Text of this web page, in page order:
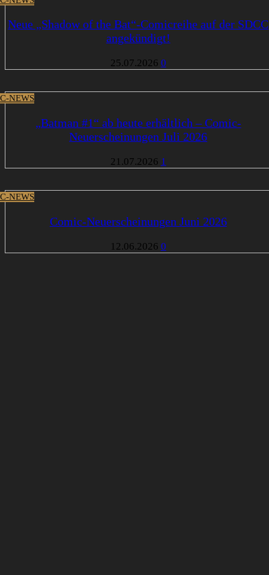
Neue „Shadow of the Bat“-Comicreihe auf der SDCC
angekündigt!
25.07.2026 0
NEWS
„Batman #1“ ab heute erhältlich – Comic-
Neuerscheinungen Juli 2026
21.07.2026 1
NEWS
Comic-Neuerscheinungen Juni 2026
12.06.2026 0